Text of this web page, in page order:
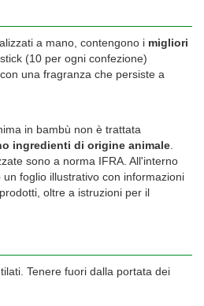
a mano, contengono i migliori
stick (10 per ogni confezione)
una fragranza che persiste a
in bambù non è trattata
ingredienti di origine animale
sono a norma IFRA. All'interno
foglio illustrativo con informazioni
oltre a istruzioni per il
Tenere fuori dalla portata dei